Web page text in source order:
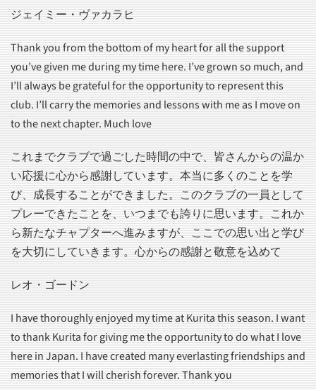
ジェイミー・ヴァカラヒ
Thank you from the bottom of my heart for all the support
you’ve given me during my time here. I’ve grown so much, and
I’ll always be grateful for the opportunity to represent this
club. I’ll carry the memories and lessons with me as I move on
to the next chapter. Much love
これまでクラブで過ごした時間の中で、皆さんからの温か
い応援に心から感謝しています。本当に多くのことを学
び、成長することができました。このクラブの一員として
プレーできたことを、いつまでも誇りに思います。これか
ら新たなチャプターへ進みますが、ここでの思い出と学び
を大切にしていきます。心からの感謝と敬意を込めて
レオ・ゴードン
I have thoroughly enjoyed my time at Kurita this season. I want
to thank Kurita for giving me the opportunity to do what I love
here in Japan. I have created many everlasting friendships and
memories that I will cherish forever. Thank you